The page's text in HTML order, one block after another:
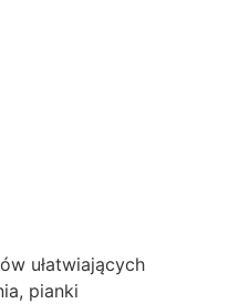
ułatwiających
pianki